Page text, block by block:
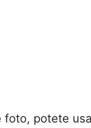
foto, potete